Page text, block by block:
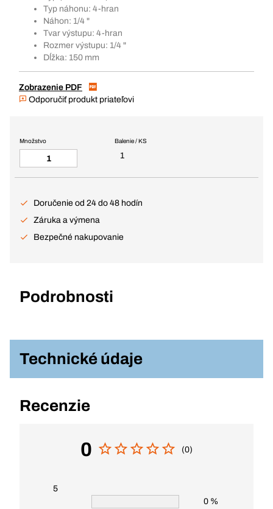
Typ náhonu: 4-hran
Náhon: 1/4 "
Tvar výstupu: 4-hran
Rozmer výstupu: 1/4 "
Dĺžka: 150 mm
Zobrazenie PDF
Odporučiť produkt priateľovi
Balenie / KS
1
Množstvo
Doručenie od 24 do 48 hodín
Záruka a výmena
Bezpečné nakupovanie
Podrobnosti
Technické údaje
Recenzie
0 (0)
5
0 %